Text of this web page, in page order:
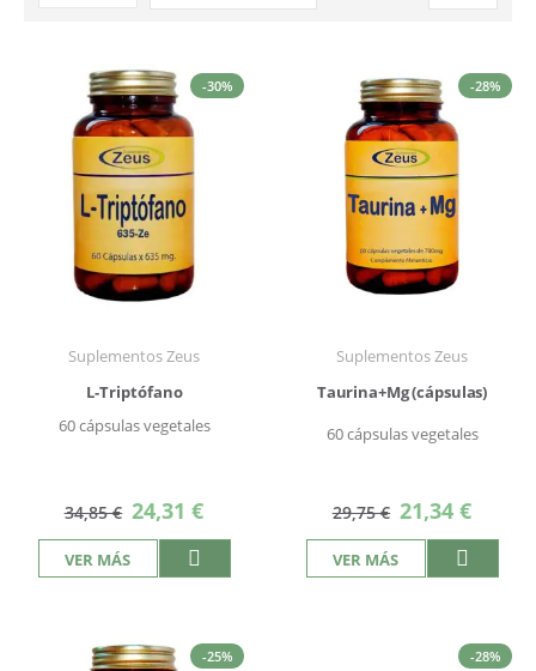
-30%
Suplementos Zeus
L-Triptófano
60 cápsulas vegetales
34,85 € Precio
especial
24,31 €
VER MÁS
-28%
Suplementos Zeus
Taurina+Mg (cápsulas)
60 cápsulas vegetales
29,75 € Precio
especial
21,34 €
VER MÁS
-25% -28%